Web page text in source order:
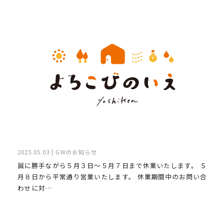
2025.05.03 | GWのお知らせ
誠に勝手ながら５月３日～５月７日まで休業いたします。 ５
月８日から平常通り営業いたします。 休業期間中のお問い合
わせに対…